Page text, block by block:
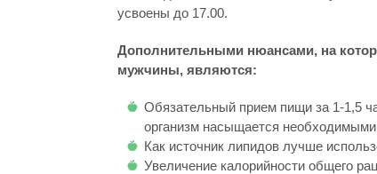
усвоены до 17.00.
Дополнительными нюансами, на
мужчины, являются:
Обязательный прием пищи за 1-1,5
организм насыщается
Как источник липидов лучше
Увеличение калорийности общего